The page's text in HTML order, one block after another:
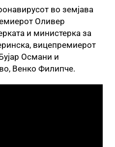
во земјава
Оливер
и министерка за
вицепремиерот
Османи и
Венко Филипче.